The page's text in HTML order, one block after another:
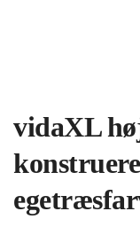
vidaXL